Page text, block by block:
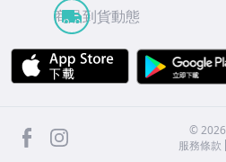
商品到貨動態
APP Store
facebook ©2026
服務條款